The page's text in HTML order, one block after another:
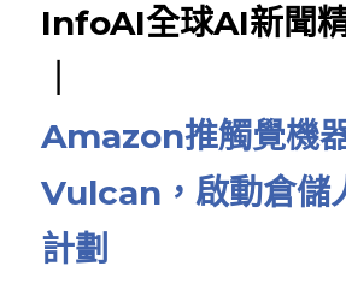
InfoAI全球AI新聞
Amazon推觸覺機
Vulcan，啟動倉儲
計劃